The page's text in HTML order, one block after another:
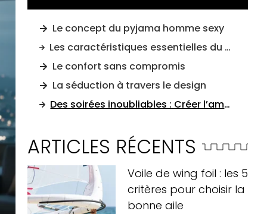
Le concept du pyjama homme sexy
Les caractéristiques essentielles du pyjama sexy pour homme
Le confort sans compromis
La séduction à travers le design
Des soirées inoubliables : Créer l’ambiance parfaite
ARTICLES RÉCENTS
Voile de wing foil : les 5
critères pour choisir la
bonne aile